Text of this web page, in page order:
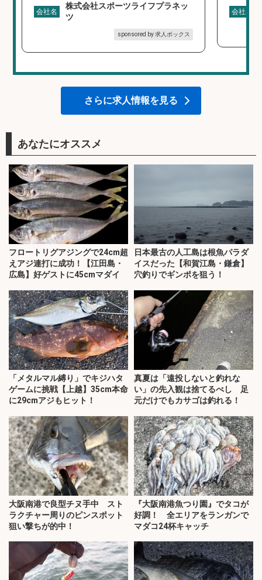
会社名
株式会社スポーツライフプラネッ
ツ
sponsored by 求人ボックス
会社名
さらに求人情報を見る
あなたにオススメ
フロートリグアジングで24cm超
えアジ連打に成功！【江田島・
広島】好ゲストに45cmマダイ
日本最古の人工島は根魚パラダ
イスだった【和賀江島・鎌倉】
穴釣りでギンポを狙う！
「メタルマル縛り」でキジハタ
ゲームに挑戦【上越】35cm本命
に29cmアジもヒット！
真夏は「遠投しないと釣れな
い」の先入観は捨てるべし 足
元だけでもカサゴは釣れる！
大阪南港で良型チヌ手中 スト
ラクチャー周りのピンスポット
狙い撃ちが的中！
『大阪南港魚つり園』でタコが
好調！ 全エリアをランガンで
マダコ24杯キャッチ